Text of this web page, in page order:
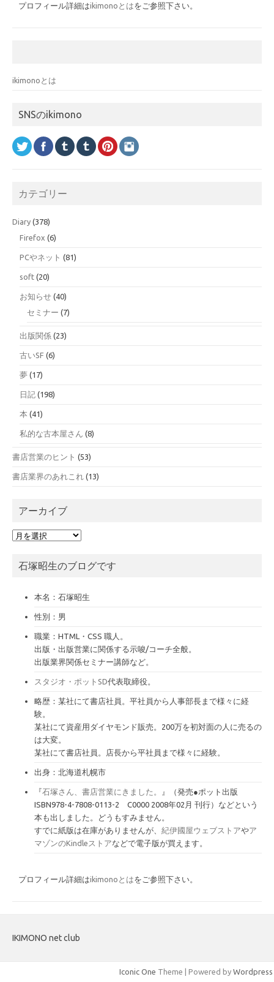
プロフィール詳細はikimonoとはをご参照下さい。
ikimonoとは
SNSのikimono
カテゴリー
Diary (378)
Firefox (6)
PCやネット (81)
soft (20)
お知らせ (40)
セミナー (7)
出版関係 (23)
古いSF (6)
夢 (17)
日記 (198)
本 (41)
私的な古本屋さん (8)
書店営業のヒント (53)
書店業界のあれこれ (13)
アーカイブ
ア
イ石塚昭生のブログです
本名：石塚昭生
性別：男
職業：HTML・CSS 職人。
出版・出版営業に関係する示唆/コーチ全般。
出版業界関係セミナー講師など。
スタジオ・ポットSD代表取締役。
略歴：某社にて書店社員。平社員から人事部長まで様々に経
験。
某社にて資産用ダイヤモンド販売。200万を初対面の人に売るの
は大変。
某社にて書店社員。店長から平社員まで様々に経験。
出身：北海道札幌市
『石塚さん、書店営業にきました。
』（発売●ポット出版
ISBN978-4-7808-0113-2 C0000 2008年02月 刊行）などという
本も出しました。どうもすみません。
すでに紙版は在庫がありませんが、 紀伊國屋ウェブストアやア
マゾンのKindleストアなどで電子版が買えます。
プロフィール詳細はikimonoとはをご参照下さい。
IKIMONO net club
Iconic One Theme | Powered by Wordpress